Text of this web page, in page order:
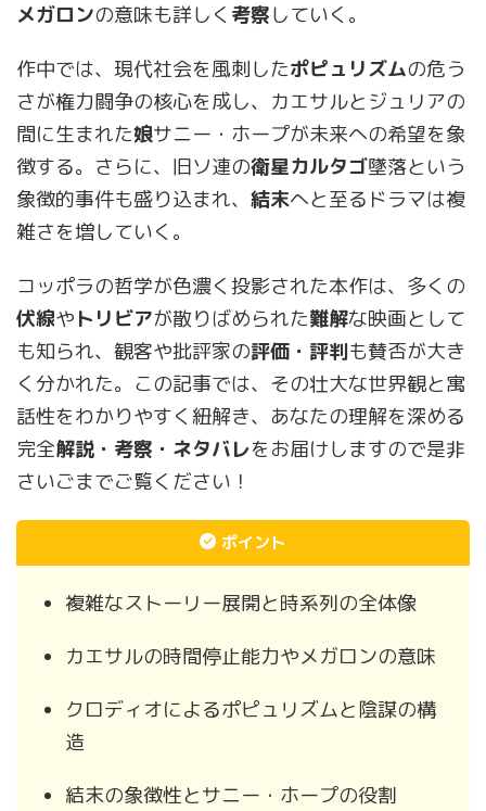
メガロンの意味も詳しく 考察していく。
作中では、現代社会を風刺したポピュリズムの危う
さが権力闘争の核心を成し、カエサルとジュリアの
間に生まれた娘サニー・ホープが未来への希望を象
徴する。さらに、旧ソ連の衛星カルタゴ墜落という
象徴的事件も盛り込まれ、 結末へと至るドラマは複
雑さを増していく。
コッポラの哲学が色濃く投影された本作は、多くの
伏線や トリビアが散りばめられた難解な映画として
も知られ、観客や批評家の評価・評判も賛否が大き
く分かれた。この記事では、その壮大な世界観と寓
話性をわかりやすく紐解き、あなたの理解を深める
完全解説・考察・ネタバレをお届けしますので是非
さいごまでご覧ください！
ポイント
複雑なストーリー展開と時系列の全体像
カエサルの時間停止能力やメガロンの意味
クロディオによるポピュリズムと陰謀の構
造
結末の象徴性とサニー・ホープの役割